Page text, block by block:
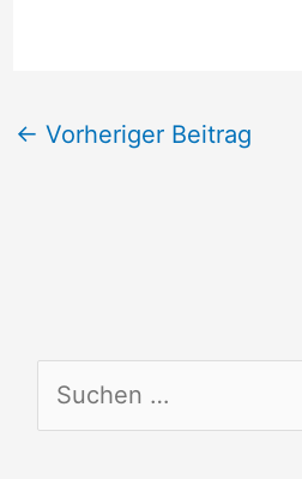
← Vorheriger Beitrag
u